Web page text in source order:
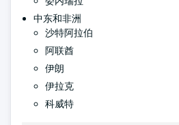
中东和非洲
沙特阿拉伯
阿联酋
伊朗
伊拉克
科威特